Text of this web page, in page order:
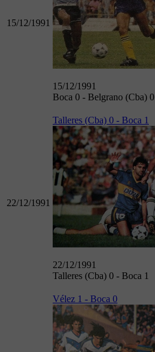
15/12/1991
15/12/1991
Boca 0 - Belgrano (Cba) 0
22/12/1991
Talleres (Cba) 0 - Boca 1
22/12/1991
Talleres (Cba) 0 - Boca 1
Vélez 1 - Boca 0